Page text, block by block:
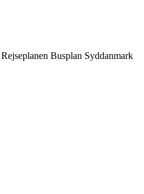
Rejseplanen Busplan Syddanmark